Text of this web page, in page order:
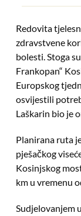
Redovita
zdravstvene
bolesti. Stoga
Frankopan“
Europskog
osvijestili
Laškarin bio je
Planirana ruta
pješačkog
Kosinjskog
km u vremenu
Sudjelovanjem